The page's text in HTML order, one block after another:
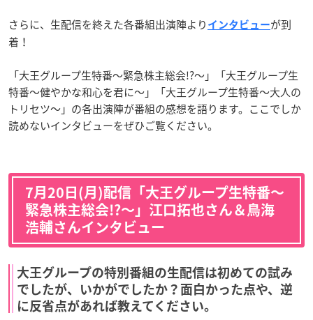
さらに、生配信を終えた各番組出演陣より インタビューが到
着！
「大王グループ生特番〜緊急株主総会!?〜」「大王グループ生
特番〜健やかな和心を君に〜」「大王グループ生特番〜大人の
トリセツ〜」の各出演陣が番組の感想を語ります。ここでしか
読めないインタビューをぜひご覧ください。
7月20日(月)配信「大王グループ生特番〜
緊急株主総会!?〜」江口拓也さん＆鳥海
浩輔さんインタビュー
大王グループの特別番組の生配信は初めての試み
でしたが、いかがでしたか？面白かった点や、逆
に反省点があれば教えてください。